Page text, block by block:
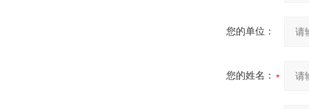
您的单位：
您的姓名：